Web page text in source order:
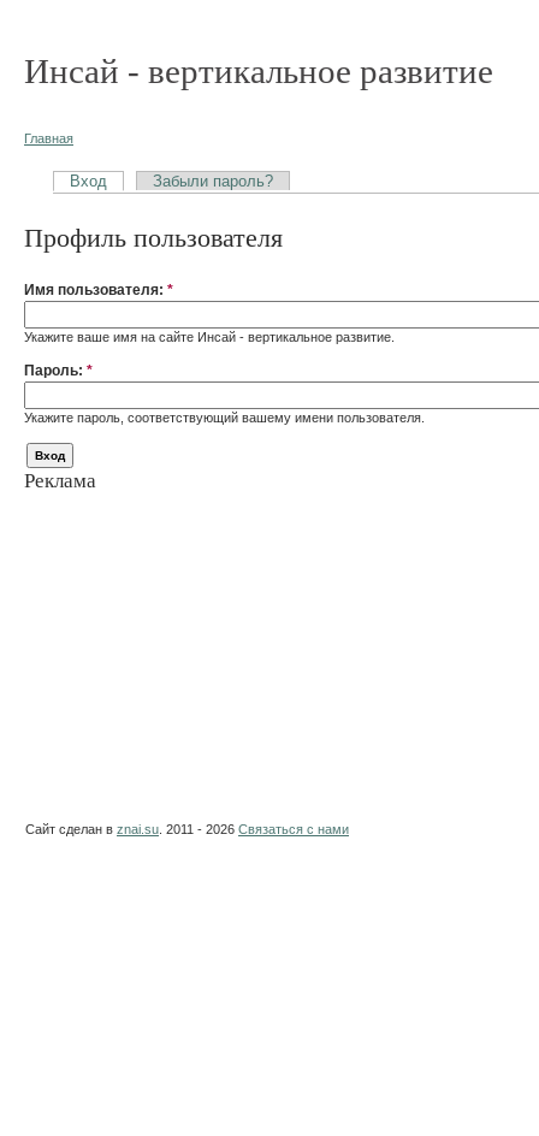
Инсай - вертикальное развитие
Главная
Вход Забыли пароль?
Профиль пользователя
Имя пользователя: *
Укажите ваше имя на сайте Инсай - вертикальное развитие.
Пароль: *
Укажите пароль, соответствующий вашему имени пользователя.
Реклама
Сайт сделан в znai.su . 2011 - 2026 Связаться с нами